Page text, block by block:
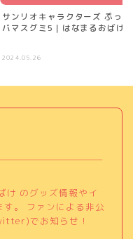
サンリオキャラクターズ ぷっ
バマスグミ5｜はなまるおばけ
2024.05.26
け のグッズ情報やイ
。 ファンによる非公
でお知らせ！